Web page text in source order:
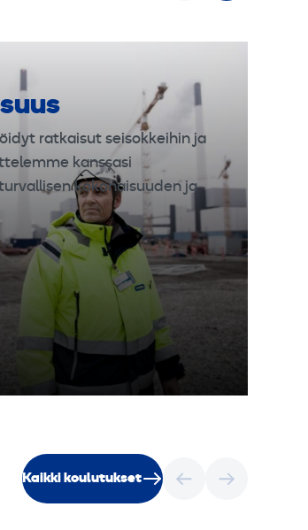
ratkaisut seisokkeihin ja
kanssasi
kokonaisuuden ja
Kaikki koulutukset